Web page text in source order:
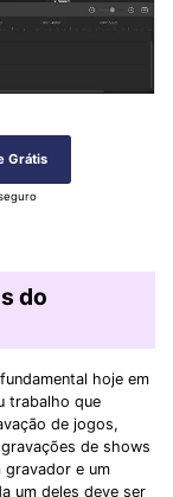
Grátis
do
hoje em
trabalho que
de jogos,
de shows
gravador e um
um deles deve ser